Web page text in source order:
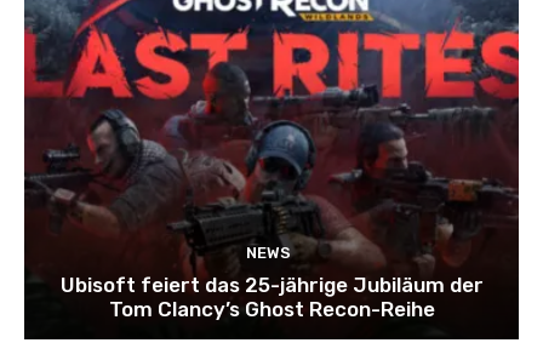
NEWS
Ubisoft feiert das 25-jährige Jubiläum der
Tom Clancy’s Ghost Recon-Reihe